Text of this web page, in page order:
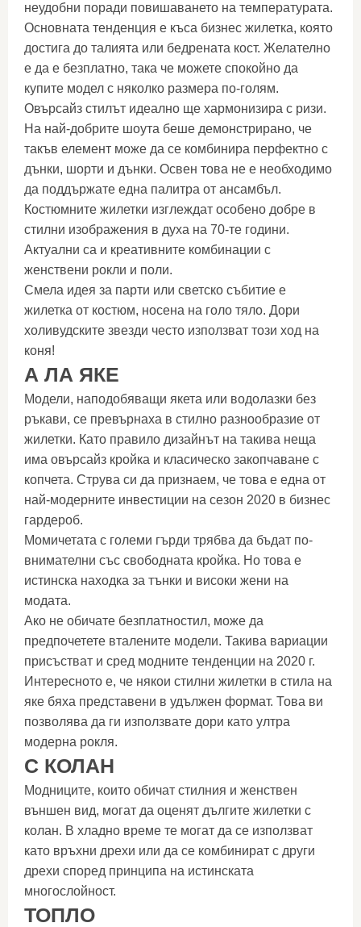
неудобни поради повишаването на температурата.
Основната тенденция е къса бизнес жилетка, която
достига до талията или бедрената кост. Желателно
е да е безплатно, така че можете спокойно да
купите модел с няколко размера по-голям.
Овърсайз стилът идеално ще хармонизира с ризи.
На най-добрите шоута беше демонстрирано, че
такъв елемент може да се комбинира перфектно с
дънки, шорти и дънки. Освен това не е необходимо
да поддържате една палитра от ансамбъл.
Костюмните жилетки изглеждат особено добре в
стилни изображения в духа на 70-те години.
Актуални са и креативните комбинации с
женствени рокли и поли.
Смела идея за парти или светско събитие е
жилетка от костюм, носена на голо тяло. Дори
холивудските звезди често използват този ход на
коня!
А ЛА ЯКЕ
Модели, наподобяващи якета или водолазки без
ръкави, се превърнаха в стилно разнообразие от
жилетки. Като правило дизайнът на такива неща
има овърсайз кройка и класическо закопчаване с
копчета. Струва си да признаем, че това е една от
най-модерните инвестиции на сезон 2020 в бизнес
гардероб.
Момичетата с големи гърди трябва да бъдат по-
внимателни със свободната кройка. Но това е
истинска находка за тънки и високи жени на
модата.
Ако не обичате безплатностил, може да
предпочетете вталените модели. Такива вариации
присъстват и сред модните тенденции на 2020 г.
Интересното е, че някои стилни жилетки в стила на
яке бяха представени в удължен формат. Това ви
позволява да ги използвате дори като ултра
модерна рокля.
С КОЛАН
Модниците, които обичат стилния и женствен
външен вид, могат да оценят дългите жилетки с
колан. В хладно време те могат да се използват
като връхни дрехи или да се комбинират с други
дрехи според принципа на истинската
многослойност.
ТОПЛО